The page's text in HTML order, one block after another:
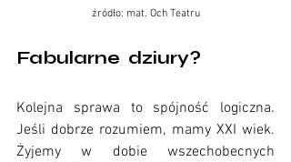
źródło: mat. Och Teatru
Fabularne dziury?
Kolejna sprawa to spójność logiczna.
Jeśli dobrze rozumiem, mamy XXI wiek.
Żyjemy w dobie wszechobecnych